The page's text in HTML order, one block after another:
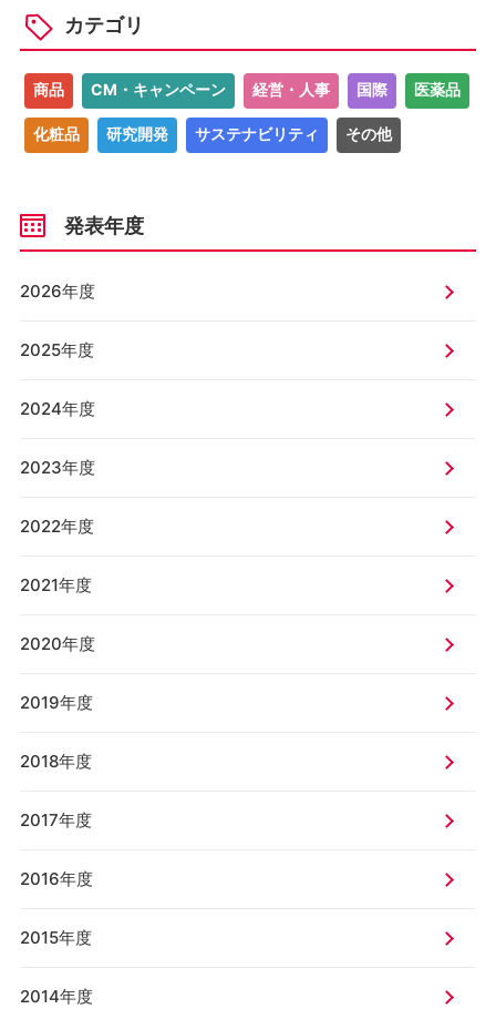
カテゴリ
商品 CM・キャンペーン 経営・人事 国際 医薬品
化粧品 研究開発 サステナビリティ その他
発表年度
2026年度
2025年度
2024年度
2023年度
2022年度
2021年度
2020年度
2019年度
2018年度
2017年度
2016年度
2015年度
2014年度